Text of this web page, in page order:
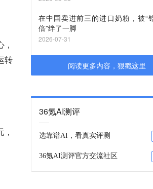
转
在中国卖进前三的进口奶粉，被“
倍”绊了一脚
2026-07-31
阅读更多内容，狠戳这里
36氪AI测评
选靠谱AI，看真实评测
36氪AI测评官方交流社区